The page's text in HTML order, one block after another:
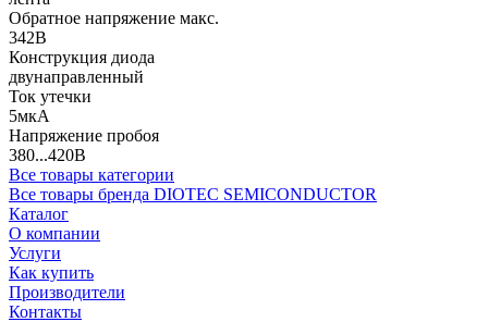
Обратное напряжение макс.
342В
Конструкция диода
двунаправленный
Ток утечки
5мкА
Напряжение пробоя
380...420В
Все товары категории
Все товары бренда DIOTEC SEMICONDUCTOR
Каталог
О компании
Услуги
Как купить
Производители
Контакты